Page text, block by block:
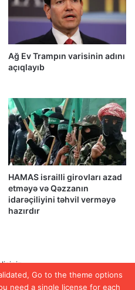
Go to the theme options
need a single license for each
Ağ Ev Trampın varisinin adını
açıqlayıb
HAMAS israilli girovları azad
etməyə və Qəzzanın
idarəçiliyini təhvil verməyə
hazırdır
.